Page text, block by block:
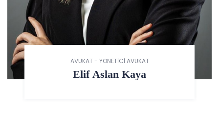
AVUKAT - YÖNETİCİ AVUKAT
Elif Aslan Kaya